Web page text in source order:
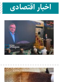
اخبار اقتصادی